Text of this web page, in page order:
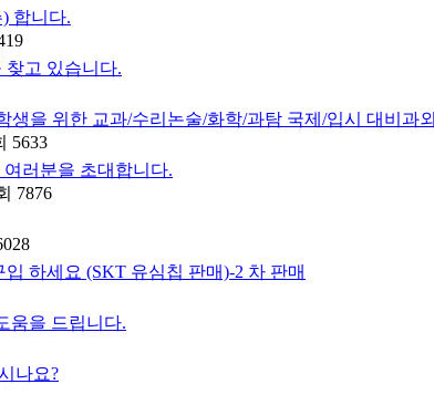
합니다.
찾고 있습니다.
생을 위한 교과/수리논술/화학/과탐 국제/입시 대비과외
5633
러분을 초대합니다.
7876
하세요 (SKT 유심칩 판매)-2 차 판매
움을 드립니다.
나요?